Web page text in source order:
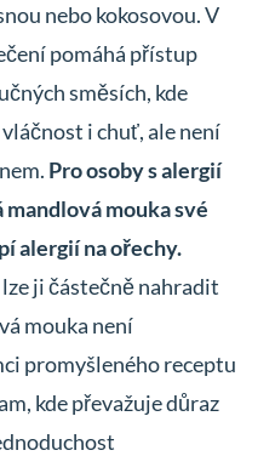
nebo kokosovou. V
pomáhá přístup
směsích, kde
i chuť, ale není
Pro osoby s alergií
mandlová mouka své
alergií na ořechy.
ji částečně nahradit
mouka není
promyšleného receptu
kde převažuje důraz